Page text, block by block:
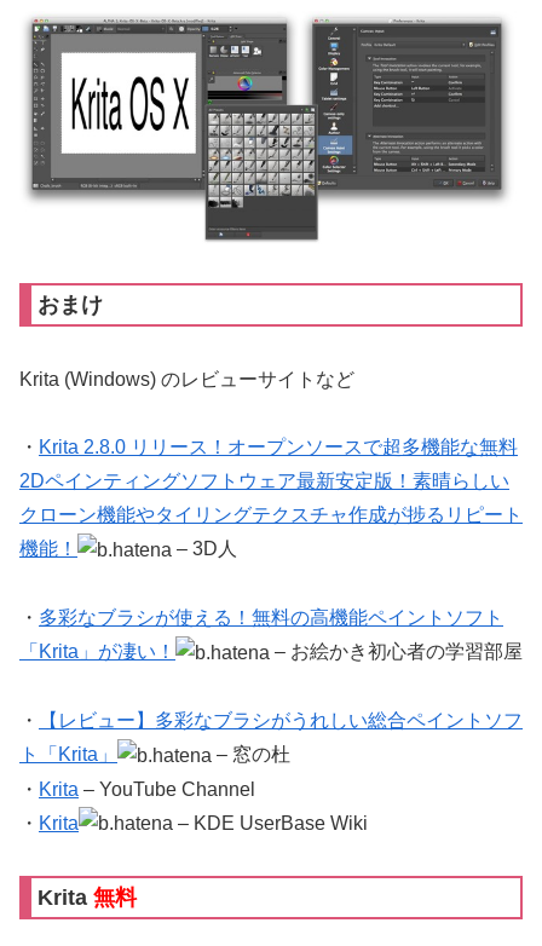
おまけ
Krita (Windows) のレビューサイトなど
・ Krita 2.8.0 リリース！オープンソースで超多機能な無料
2Dペインティングソフトウェア最新安定版！素晴らしい
クローン機能やタイリングテクスチャ作成が捗るリピート
機能！
– 3D人
・ 多彩なブラシが使える！無料の高機能ペイントソフト
「Krita」が凄い！
– お絵かき初心者の学習部屋
・
【レビュー】多彩なブラシがうれしい総合ペイントソフ
ト「Krita」
– 窓の杜
・ Krita – YouTube Channel
・ Krita – KDE UserBase Wiki
Krita 無料